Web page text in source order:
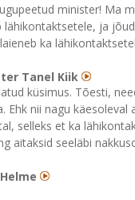
minister! Ma
lähikontaktsetele, ja
ka
Tanel Kiik
küsimus. Tõesti,
Ehk nii nagu
selleks et ka
aitaksid seeläbi